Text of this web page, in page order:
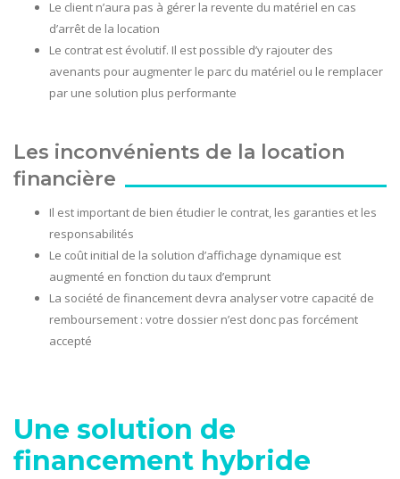
Le client n’aura pas à gérer la revente du matériel en cas
d’arrêt de la location
Le contrat est évolutif. Il est possible d’y rajouter des
avenants pour augmenter le parc du matériel ou le remplacer
par une solution plus performante
Les inconvénients de la location
financière
Il est important de bien étudier le contrat, les garanties et les
responsabilités
Le coût initial de la solution d’affichage dynamique est
augmenté en fonction du taux d’emprunt
La société de financement devra analyser votre capacité de
remboursement : votre dossier n’est donc pas forcément
accepté
Une solution de
financement hybride